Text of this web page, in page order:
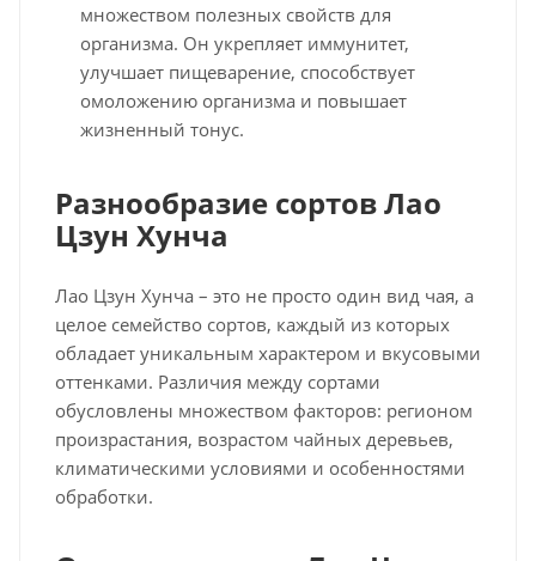
множеством полезных свойств для
организма. Он укрепляет иммунитет,
улучшает пищеварение, способствует
омоложению организма и повышает
жизненный тонус.
Разнообразие сортов Лао
Цзун Хунча
Лао Цзун Хунча – это не просто один вид чая, а
целое семейство сортов, каждый из которых
обладает уникальным характером и вкусовыми
оттенками. Различия между сортами
обусловлены множеством факторов: регионом
произрастания, возрастом чайных деревьев,
климатическими условиями и особенностями
обработки.